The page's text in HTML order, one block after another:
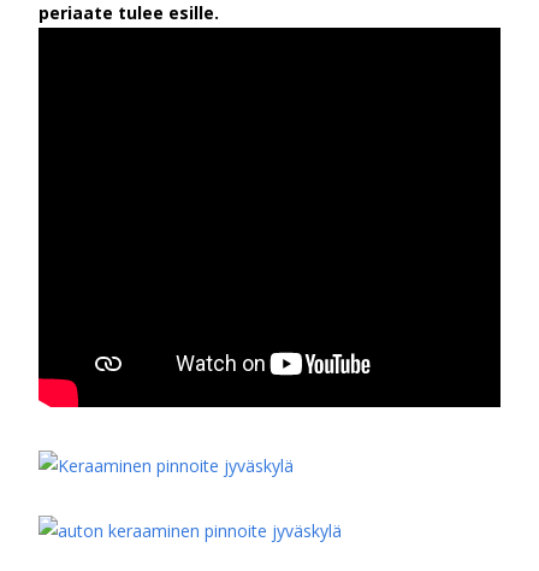
periaate tulee esille.